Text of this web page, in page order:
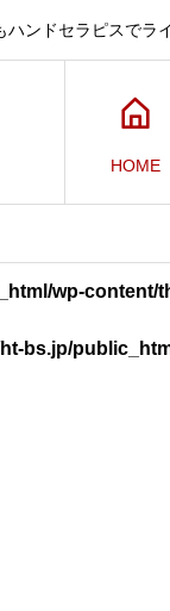
ンドセラピスでラ
HOME
wp-content/
bs.jp/